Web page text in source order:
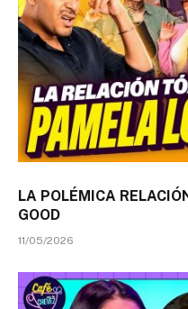
LA POLÉMICA
GOOD
11/05/2026